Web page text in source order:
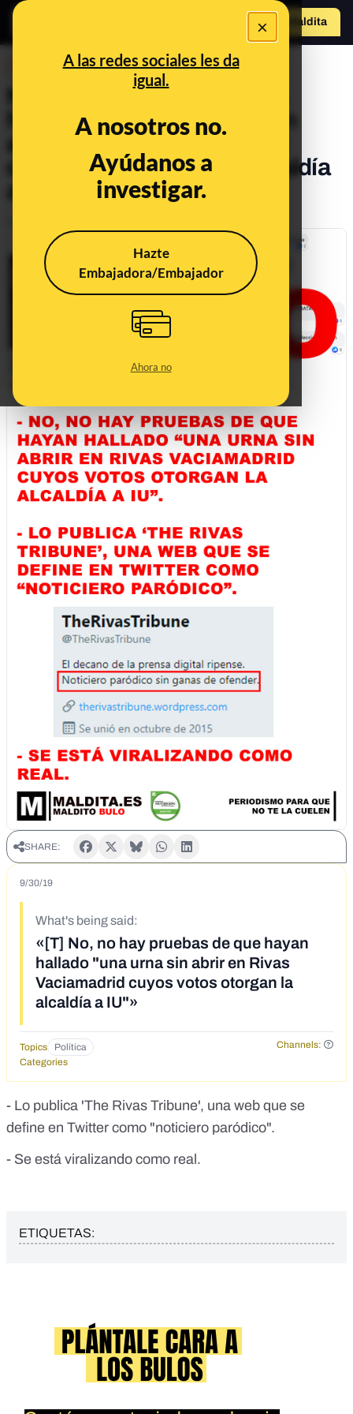
×
A las redes sociales les da
igual.
A nosotros no.
Ayúdanos a
investigar.
Hazte
Embajadora/Embajador
Ahora no
Hazte Maldita
No, no hay pruebas de que
hayan hallado "una urna sin
abrir en Rivas Vaciamadrid
cuyos votos otorgan la alcaldía
SHARE:
9/30/19
What's being said:
«[T] No, no hay pruebas de que hayan
hallado "una urna sin abrir en Rivas
Vaciamadrid cuyos votos otorgan la
alcaldía a IU"»
Topics Política
Channels:
Categories
- Lo publica 'The Rivas Tribune', una web que se
define en Twitter como "noticiero paródico".
- Se está viralizando como real.
ETIQUETAS: